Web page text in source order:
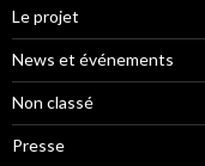
Le projet
News et événements
Non classé
Presse